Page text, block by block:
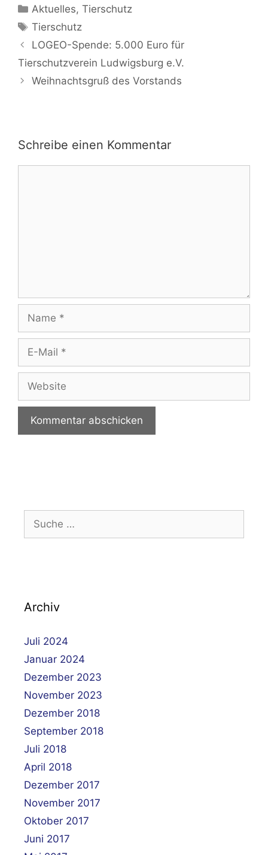
Kategorien
Aktuelles,Tierschutz
Schlagwörter
Tierschutz
Beitrags-
Navigation
LOGEO-Spende: 5.000 Euro für
Tierschutzverein Ludwigsburg e.V.
Weihnachtsgruß des Vorstands
Schreibe einen Kommentar
Name
Website
nach:
Archiv
Juli 2024
Januar 2024
Dezember 2023
November 2023
Dezember 2018
September 2018
Juli 2018
April 2018
Dezember 2017
November 2017
Oktober 2017
Juni 2017